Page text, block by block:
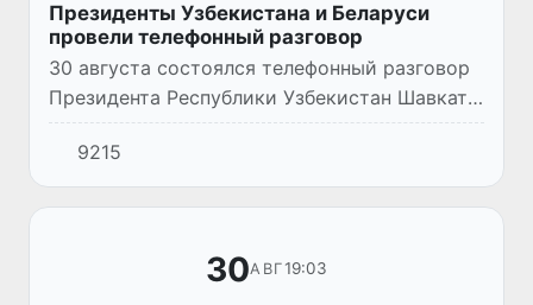
Президенты Узбекистана и Беларуси
провели телефонный разговор
30 августа состоялся телефонный разговор
Президента Республики Узбекистан Шавката
Мирзиёева с Президентом Республики
Беларусь Александром Лукашенко.
9215
30АВГ19:03